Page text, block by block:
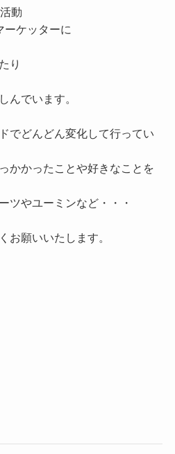
動
ーケッターに
り
んでいます。
でどんどん変化して行ってい
かかったことや好きなことを
ツやユーミンなど・・・
お願いいたします。